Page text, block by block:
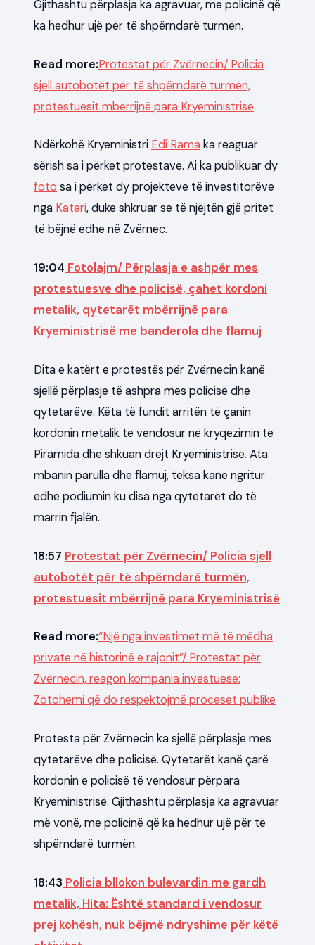
Gjithashtu përplasja ka agravuar, me policinë që
ka hedhur ujë për të shpërndarë turmën.
Read more:Protestat për Zvërnecin/ Policia
sjell autobotët për të shpërndarë turmën,
protestuesit mbërrijnë para Kryeministrisë
Ndërkohë Kryeministri Edi Rama ka reaguar
sërish sa i përket protestave. Ai ka publikuar dy
foto sa i përket dy projekteve të investitorëve
nga Katari, duke shkruar se të njëjtën gjë pritet
të bëjnë edhe në Zvërnec.
19:04 Fotolajm/ Përplasja e ashpër mes
protestuesve dhe policisë, çahet kordoni
metalik, qytetarët mbërrijnë para
Kryeministrisë me banderola dhe flamuj
Dita e katërt e protestës për Zvërnecin kanë
sjellë përplasje të ashpra mes policisë dhe
qytetarëve. Këta të fundit arritën të çanin
kordonin metalik të vendosur në kryqëzimin te
Piramida dhe shkuan drejt Kryeministrisë. Ata
mbanin parulla dhe flamuj, teksa kanë ngritur
edhe podiumin ku disa nga qytetarët do të
marrin fjalën.
18:57 Protestat për Zvërnecin/ Policia sjell
autobotët për të shpërndarë turmën,
protestuesit mbërrijnë para Kryeministrisë
Read more:“Një nga investimet më të mëdha
private në historinë e rajonit”/ Protestat për
Zvërnecin, reagon kompania investuese:
Zotohemi që do respektojmë proceset publike
Protesta për Zvërnecin ka sjellë përplasje mes
qytetarëve dhe policisë. Qytetarët kanë çarë
kordonin e policisë të vendosur përpara
Kryeministrisë. Gjithashtu përplasja ka agravuar
më vonë, me policinë që ka hedhur ujë për të
shpërndarë turmën.
18:43 Policia bllokon bulevardin me gardh
metalik, Hita: Është standard i vendosur
prej kohësh, nuk bëjmë ndryshime për këtë